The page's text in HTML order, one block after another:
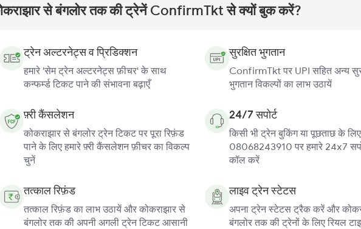
से बंगलोर तक की ट्रेनें ConfirmTkt से क्यों बुक करें?
ट्रेन अल्टरनेट्स व प्रिडिक्शन
हमारे 'सेम ट्रेन अल्टरनेट्स फ़ीचर' के साथ
कन्फर्म्ड टिकट पाने की संभावना बढ़ाएँ
सुरक्षित भुगतान
ConfirmTkt पर UPI सहित अन्य
भुगतान विकल्पों का लाभ उठायें
फ़्री कैंसलेशन
कोकराझार से बंगलोर ट्रेन टिकट पर पूरा रिफ़ंड
पाने के लिए हमारे फ़्री कैंसलेशन फ़ीचर का विकल्प
चुनें
24/7 सपोर्ट
किसी भी ट्रेन बुकिंग या पूछताछ के
08068243910 पर हमारे 24x7
कॉल करें
तत्काल रिफ़ंड
तत्काल रिफ़ंड का लाभ उठायें और कोकराझार से
बंगलोर तक की अपनी अगली ट्रेन टिकट आसानी
लाइव ट्रेन स्टेटस
अपना ट्रेन स्टेटस ट्रैक करें और
बंगलोर तक की ट्रेनों के लिए रियल